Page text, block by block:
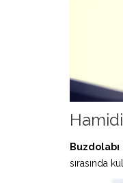
Buzdolabı
sırasında